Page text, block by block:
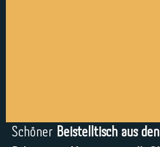
Schöner Beistelltisch aus